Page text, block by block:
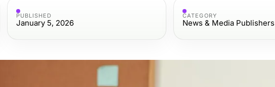
PUBLISHED
January 5, 2026
CATEGORY
News & Media Publishers